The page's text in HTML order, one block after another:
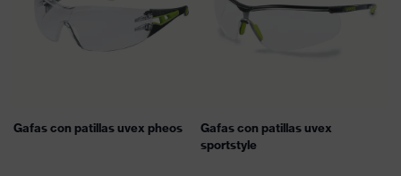
Gafas con patillas uvex pheos
Gafas con patillas uvex
sportstyle